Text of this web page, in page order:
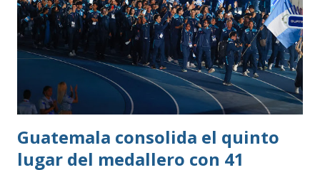
Guatemala consolida el quinto
lugar del medallero con 41